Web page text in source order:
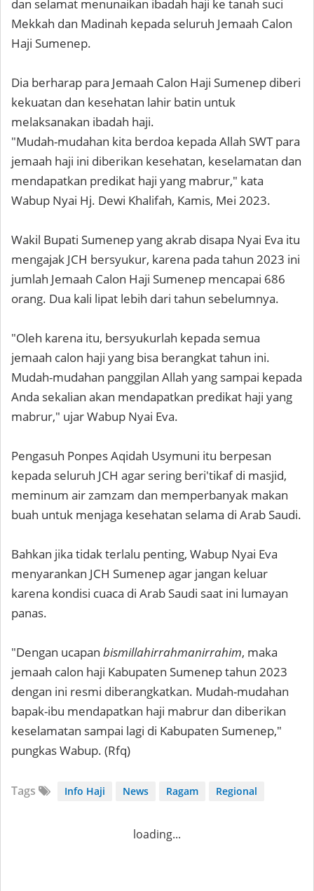
dan selamat menunaikan ibadah haji ke tanah suci
Mekkah dan Madinah kepada seluruh Jemaah Calon
Haji Sumenep.
Dia berharap para Jemaah Calon Haji Sumenep diberi
kekuatan dan kesehatan lahir batin untuk
melaksanakan ibadah haji.
"Mudah-mudahan kita berdoa kepada Allah SWT para
jemaah haji ini diberikan kesehatan, keselamatan dan
mendapatkan predikat haji yang mabrur," kata
Wabup Nyai Hj. Dewi Khalifah, Kamis, Mei 2023.
Wakil Bupati Sumenep yang akrab disapa Nyai Eva itu
mengajak JCH bersyukur, karena pada tahun 2023 ini
jumlah Jemaah Calon Haji Sumenep mencapai 686
orang. Dua kali lipat lebih dari tahun sebelumnya.
"Oleh karena itu, bersyukurlah kepada semua
jemaah calon haji yang bisa berangkat tahun ini.
Mudah-mudahan panggilan Allah yang sampai kepada
Anda sekalian akan mendapatkan predikat haji yang
mabrur," ujar Wabup Nyai Eva.
Pengasuh Ponpes Aqidah Usymuni itu berpesan
kepada seluruh JCH agar sering beri'tikaf di masjid,
meminum air zamzam dan memperbanyak makan
buah untuk menjaga kesehatan selama di Arab Saudi.
Bahkan jika tidak terlalu penting, Wabup Nyai Eva
menyarankan JCH Sumenep agar jangan keluar
karena kondisi cuaca di Arab Saudi saat ini lumayan
panas.
"Dengan ucapan bismillahirrahmanirrahim, maka
jemaah calon haji Kabupaten Sumenep tahun 2023
dengan ini resmi diberangkatkan. Mudah-mudahan
bapak-ibu mendapatkan haji mabrur dan diberikan
keselamatan sampai lagi di Kabupaten Sumenep,"
pungkas Wabup. (Rfq)
Tags Info Haji News Ragam Regional
loading...